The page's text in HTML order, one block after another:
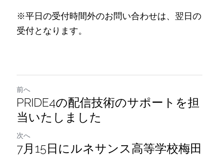
※平日の受付時間外のお問い合わせは、翌日の
受付となります。
前へ
PRIDE4の配信技術のサポートを担
当いたしました
次へ
7月15日にルネサンス高等学校梅田